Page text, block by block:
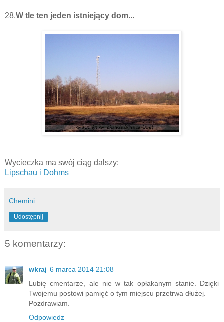
28.W tle ten jeden istniejący dom...
Wycieczka ma swój ciąg dalszy:
Lipschau i Dohms
Chemini
Udostępnij
5 komentarzy:
wkraj 6 marca 2014 21:08
Lubię cmentarze, ale nie w tak opłakanym stanie. Dzięki
Twojemu postowi pamięć o tym miejscu przetrwa dłużej.
Pozdrawiam.
Odpowiedz